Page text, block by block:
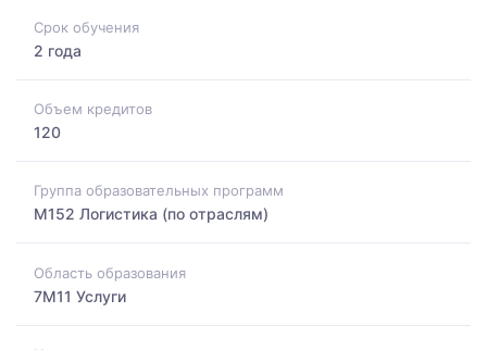
Срок обучения
2 года
Объем кредитов
120
Группа образовательных программ
M152 Логистика (по отраслям)
Область образования
7M11 Услуги